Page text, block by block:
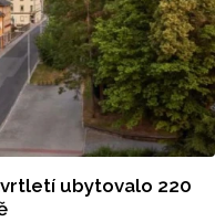
ubytovalo 220